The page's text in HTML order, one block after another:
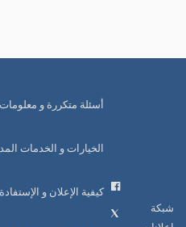
شبكة
أسئلة متكررة و معلوماتFAQ
الخيارات و الخدمات
كيفية الإعلان و